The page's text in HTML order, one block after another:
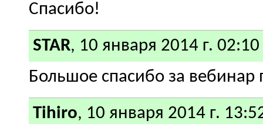
Спасибо!
STAR, 10 января 2014 г. 02:10
Большое спасибо за вебинар
Tihiro, 10 января 2014 г.